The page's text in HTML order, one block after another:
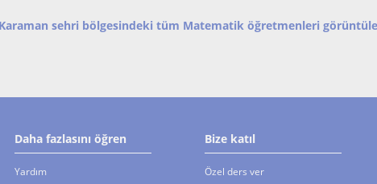
sevmelerini sağlamaktır.
Karaman sehri bölgesindeki tüm Matematik öğretmenleri
Daha fazlasını öğren
Yardım
Bize katıl
Özel ders ver